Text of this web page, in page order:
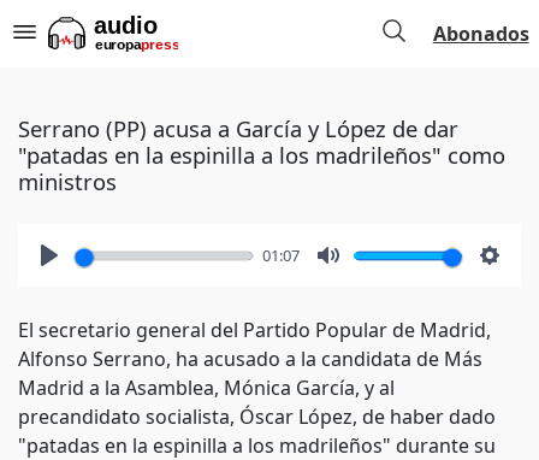
Abonados
Serrano (PP) acusa a García y López de dar
"patadas en la espinilla a los madrileños" como
ministros
01:07
El secretario general del Partido Popular de Madrid,
Alfonso Serrano, ha acusado a la candidata de Más
Madrid a la Asamblea, Mónica García, y al
precandidato socialista, Óscar López, de haber dado
"patadas en la espinilla a los madrileños" durante su